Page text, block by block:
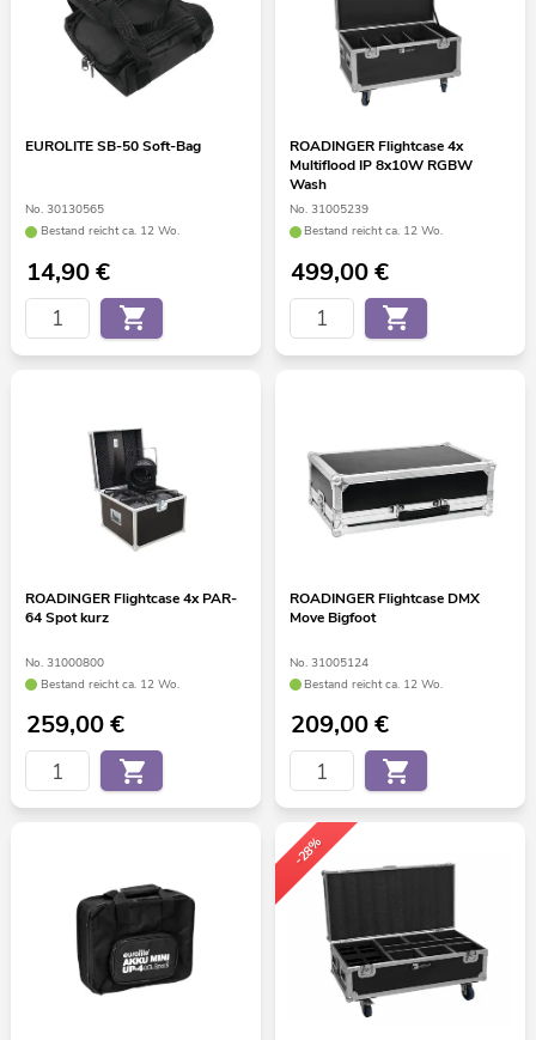
EUROLITE SB-50 Soft-Bag
No. 30130565
Bestand reicht ca. 12 Wo.
14,90€
ROADINGER Flightcase 4x
Multiflood IP 8x10W RGBW
Wash
No. 31005239
Bestand reicht ca. 12 Wo.
499,00€
ROADINGER Flightcase 4x PAR-
64 Spot kurz
No. 31000800
Bestand reicht ca. 12 Wo.
259,00€
ROADINGER Flightcase DMX
Move Bigfoot
No. 31005124
Bestand reicht ca. 12 Wo.
209,00€
-28%